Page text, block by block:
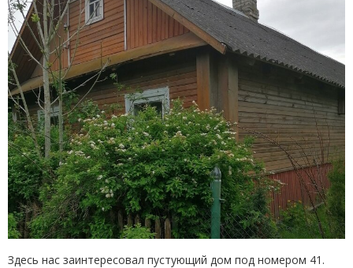
Здесь нас заинтересовал пустующий дом под номером 41.